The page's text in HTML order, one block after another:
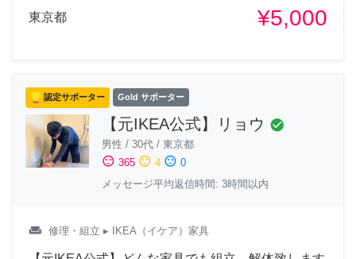
東京都 ¥5,000
認定サポーター Gold サポーター
【元IKEA公式】リョウ check_circle
男性 / 30代 / 東京都
sentiment_satisfied 365 sentiment_neutral 4 sentiment_dissatisfied 0
メッセージ平均返信時間: 3時間以内
weekend 修理・組立 ▸ IKEA（イケア）家具